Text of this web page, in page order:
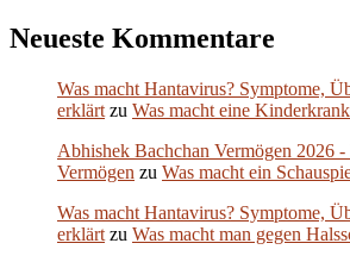
Neueste Kommentare
Was macht Hantavirus? Symptome,
erklärt zu Was macht eine
Abhishek Bachchan Vermögen 2026
Vermögen zu Was macht ein
Was macht Hantavirus? Symptome,
erklärt zu Was macht man gegen